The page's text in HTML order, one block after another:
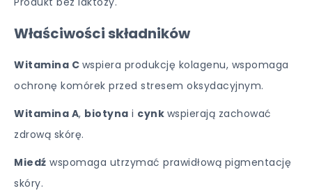
Właściwości składników
Witamina C wspiera produkcję kolagenu, wspomaga
ochronę komórek przed stresem oksydacyjnym.
Witamina A, biotyna i cynk wspierają zachować
zdrową skórę.
Miedź wspomaga utrzymać prawidłową pigmentację
skóry.